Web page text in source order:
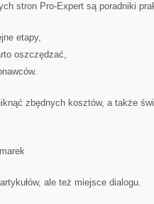
stron Pro-Expert są poradniki
etapy,
oszczędzać,
zbędnych kosztów, a także
ale też miejsce dialogu.